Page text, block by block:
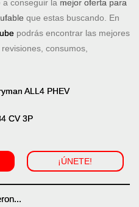
a conseguir la mejor oferta para
que estas buscando. En
podrás encontrar las mejores
consumos,
ALL4 PHEV
CV 3P
¡ÚNETE!